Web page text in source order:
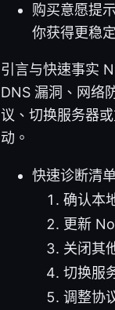
购买意愿提
你获得更稳
引言与快速事实
DNS 漏洞、网络
议、切换服务器
动。
快速诊断清
确认本
更新
关闭其
切换服
调整协